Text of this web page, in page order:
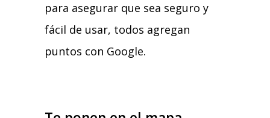
para asegurar que sea seguro y
fácil de usar, todos agregan
puntos con Google.